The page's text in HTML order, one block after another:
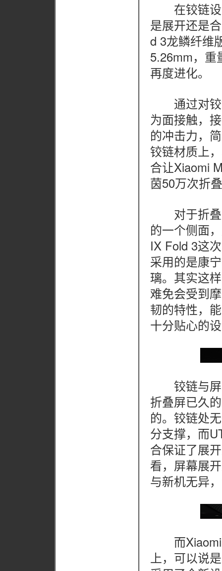
在铰链设
是展开还是
d 3龙鳞纤维
5.26mm，重
再度进化。
通过对铰
为面接触，
的冲击力，
铰链材质上
合让Xiaomi
茵50万次折
对于折叠
的一个侧面
IX Fold 3这
采用的是康
璃。其实这
难免会受到
韧的特性，
十分贴心的
铰链与屏
折叠屏已久
的。铰链处
分支撑，而
合保证了展
看，屏幕展
与新机无异
而Xiaomi
上，可以说